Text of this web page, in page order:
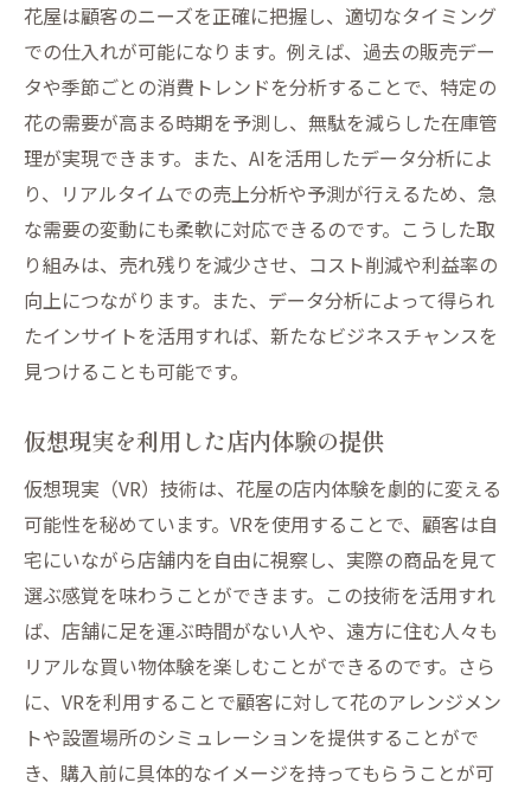
花屋は顧客のニーズを正確に把握し、適切なタイミング
での仕入れが可能になります。例えば、過去の販売デー
タや季節ごとの消費トレンドを分析することで、特定の
花の需要が高まる時期を予測し、無駄を減らした在庫管
理が実現できます。また、AIを活用したデータ分析によ
り、リアルタイムでの売上分析や予測が行えるため、急
な需要の変動にも柔軟に対応できるのです。こうした取
り組みは、売れ残りを減少させ、コスト削減や利益率の
向上につながります。また、データ分析によって得られ
たインサイトを活用すれば、新たなビジネスチャンスを
見つけることも可能です。
仮想現実を利用した店内体験の提供
仮想現実（VR）技術は、花屋の店内体験を劇的に変える
可能性を秘めています。VRを使用することで、顧客は自
宅にいながら店舗内を自由に視察し、実際の商品を見て
選ぶ感覚を味わうことができます。この技術を活用すれ
ば、店舗に足を運ぶ時間がない人や、遠方に住む人々も
リアルな買い物体験を楽しむことができるのです。さら
に、VRを利用することで顧客に対して花のアレンジメン
トや設置場所のシミュレーションを提供することがで
き、購入前に具体的なイメージを持ってもらうことが可